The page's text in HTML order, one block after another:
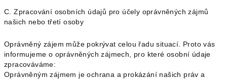
C. Zpracování osobních údajů pro účely oprávněných zájmů
našich nebo třetí osoby
Oprávněný zájem může pokrývat celou řadu situací. Proto vás
informujeme o oprávněných zájmech, pro které osobní údaje
zpracováváme:
Oprávněným zájmem je ochrana a prokázání našich práv a